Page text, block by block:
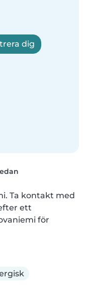
dig
Ta kontakt med
ett
för